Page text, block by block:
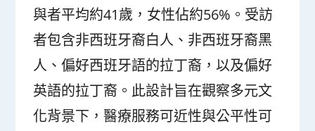
與者平均約41歲，女性佔約56%。受訪
者包含非西班牙裔白人、非西班牙裔黑
人、偏好西班牙語的拉丁裔，以及偏好
英語的拉丁裔。此設計旨在觀察多元文
化背景下，醫療服務可近性與公平性可